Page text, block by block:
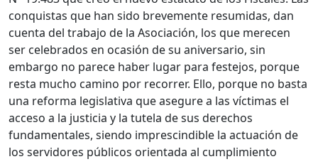
conquistas que han sido brevemente resumidas, dan
cuenta del trabajo de la Asociación, los que merecen
ser celebrados en ocasión de su aniversario, sin
embargo no parece haber lugar para festejos, porque
resta mucho camino por recorrer. Ello, porque no basta
una reforma legislativa que asegure a las víctimas el
acceso a la justicia y la tutela de sus derechos
fundamentales, siendo imprescindible la actuación de
los servidores públicos orientada al cumplimiento